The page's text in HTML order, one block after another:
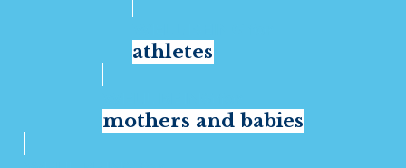
athletes
mothers and babies